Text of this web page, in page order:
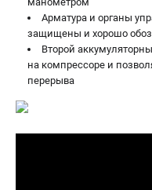
Арматура и органы
защищены и хорошо
Второй
на компрессоре и
перерыва